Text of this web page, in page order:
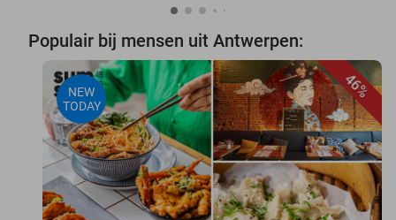
Populair bij mensen uit Antwerpen:
46%
NEW
TODAY